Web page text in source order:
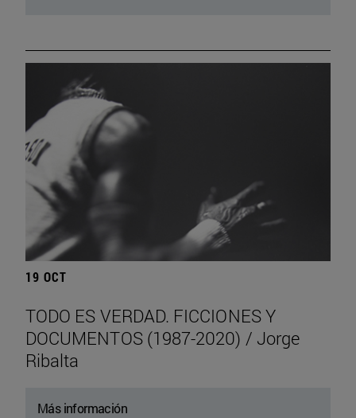
19 OCT
TODO ES VERDAD. FICCIONES Y
DOCUMENTOS (1987-2020) / Jorge
Ribalta
Más información